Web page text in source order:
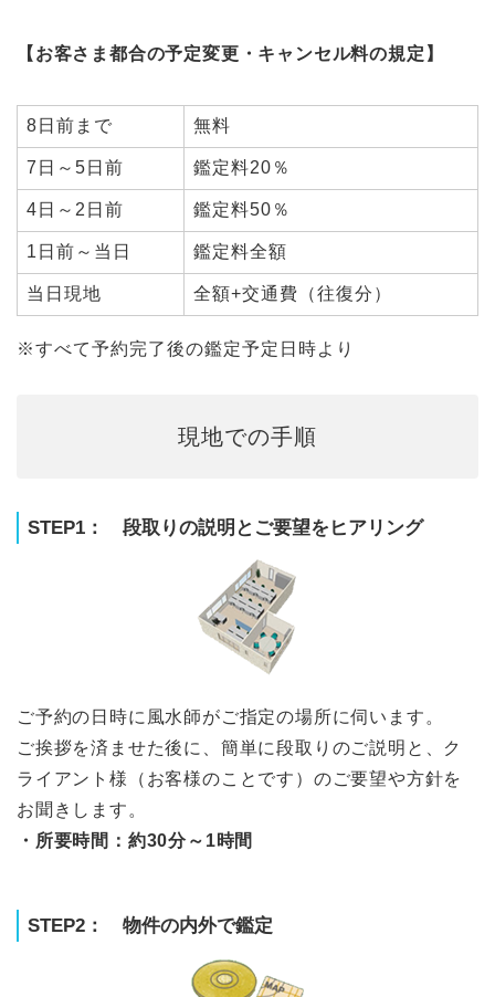
【お客さま都合の予定変更・キャンセル料の規定】
8日前まで 無料
7日～5日前 鑑定料20％
4日～2日前 鑑定料50％
1日前～当日 鑑定料全額
当日現地 全額+交通費（往復分）
※すべて予約完了後の鑑定予定日時より
現地での手順
STEP1： 段取りの説明とご要望をヒアリング
ご予約の日時に風水師がご指定の場所に伺います。
ご挨拶を済ませた後に、簡単に段取りのご説明と、ク
ライアント様（お客様のことです）のご要望や方針を
お聞きします。
・所要時間：約30分～1時間
STEP2： 物件の内外で鑑定